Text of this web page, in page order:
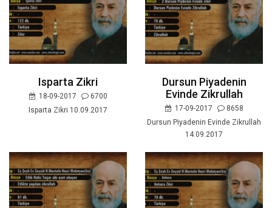
Isparta Zikri
18-09-2017
6700
Isparta Zikri 10.09.2017
Dursun Piyadenin
Evinde Zikrullah
17-09-2017
8658
Dursun Piyadenin Evinde Zikrullah
14.09.2017